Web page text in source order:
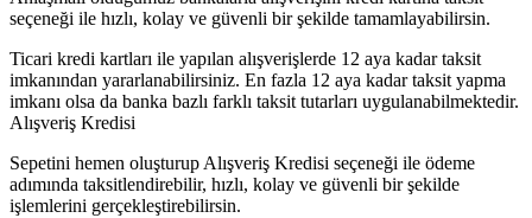
seçeneği ile hızlı, kolay ve güvenli bir şekilde tamamlayabilirsin.
Ticari kredi kartları ile yapılan alışverişlerde 12 aya kadar taksit
imkanından yararlanabilirsiniz. En fazla 12 aya kadar taksit yapma
imkanı olsa da banka bazlı farklı taksit tutarları uygulanabilmektedir.
Alışveriş Kredisi
Sepetini hemen oluşturup Alışveriş Kredisi seçeneği ile ödeme
adımında taksitlendirebilir, hızlı, kolay ve güvenli bir şekilde
işlemlerini gerçekleştirebilirsin.